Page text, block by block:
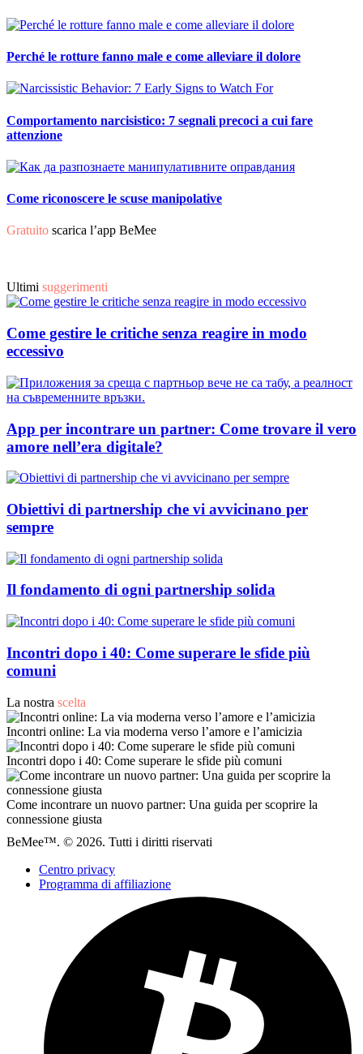
Perché le rotture fanno male e come alleviare il dolore
Comportamento narcisistico: 7 segnali precoci a cui fare
attenzione
Come riconoscere le scuse manipolative
Gratuito scarica l’app BeMee
Ultimi suggerimenti
Come gestire le critiche senza reagire in modo
eccessivo
App per incontrare un partner: Come trovare il vero
amore nell’era digitale?
Obiettivi di partnership che vi avvicinano per
sempre
Il fondamento di ogni partnership solida
Incontri dopo i 40: Come superare le sfide più
comuni
La nostra scelta
Incontri online: La via moderna verso l’amore e l’amicizia
Incontri dopo i 40: Come superare le sfide più comuni
Come incontrare un nuovo partner: Una guida per scoprire la
connessione giusta
BeMee™. © 2026. Tutti i diritti riservati
Centro privacy
Programma di affiliazione